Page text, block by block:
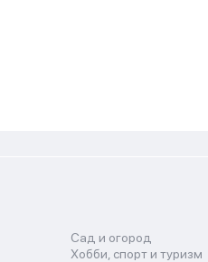
Сад и огород
Хобби, спорт и туризм